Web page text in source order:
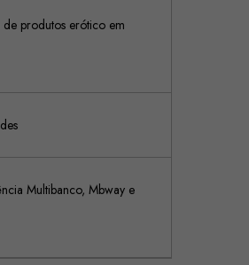
de produtos erótico em
Multibanco, Mbway e